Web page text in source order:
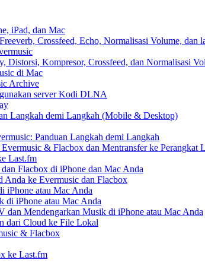
iPad, dan Mac
Crossfeed, Echo, Normalisasi Volume, dan
Distorsi, Kompresor, Crossfeed, dan Normalisasi
di Mac
Archive
server Kodi DLNA
Langkah demi Langkah (Mobile & Desktop)
Panduan Langkah demi Langkah
& Flacbox dan Mentransfer ke Perangkat
Last.fm
Flacbox di iPhone dan Mac Anda
Anda ke Evermusic dan Flacbox
iPhone atau Mac Anda
di iPhone atau Mac Anda
Mendengarkan Musik di iPhone atau Mac Anda
dari Cloud ke File Lokal
& Flacbox
ke Last.fm